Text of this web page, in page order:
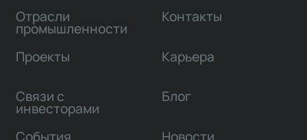
Отрасли
промышленности
Проекты
Связи с
инвесторами
Контакты
Карьера
Блог